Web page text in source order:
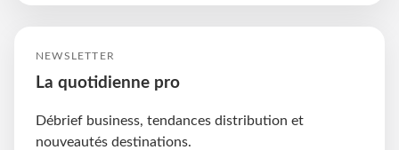
NEWSLETTER
La quotidienne pro
Débrief business, tendances distribution et
nouveautés destinations.